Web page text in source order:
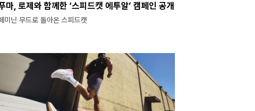
마, 로제와 함께한 ‘스피드캣 에투알’ 캠페인 공개
미닌 무드로 돌아온 스피드캣